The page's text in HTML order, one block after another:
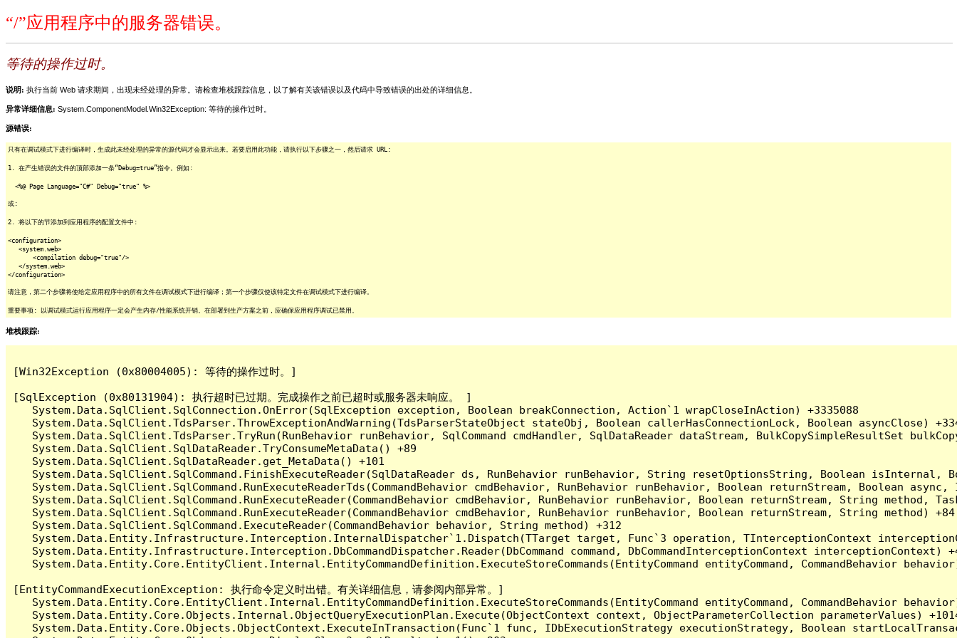
“/”应用程序中的服务器错误。
等待的操作过时。
说明: 执行当前 Web 请求期间，出现未经处理的异常。请检查堆栈跟踪信息，以了解有关该错误以及代码中导致错误的出处的详细信息。
异常详细信息: System.ComponentModel.Win32Exception: 等待的操作过时。
源错误:
只有在调试模式下进行编译时，生成此未经处理的异常的源代码才会显示出来。若要启用此功能，请执行以下步骤之一，然后请求 URL:
1. 在产生错误的文件的顶部添加一条“Debug=true”指令。例如:
<%@ Page Language="C#" Debug="true" %>
或:
2. 将以下的节添加到应用程序的配置文件中:
<configuration>
<system.web>
<compilation debug="true"/>
</system.web>
</configuration>
请注意，第二个步骤将使给定应用程序中的所有文件在调试模式下进行编译；第一个步骤仅使该特定文件在调试模式下进行编译。
重要事项: 以调试模式运行应用程序一定会产生内存/性能系统开销。在部署到生产方案之前，应确保应用程序调试已禁用。
堆栈跟踪:
[Win32Exception (0x80004005): 等待的操作过时。]
[SqlException (0x80131904): 执行超时已过期。完成操作之前已超时或服务器未响应。 ]
   System.Data.SqlClient.SqlConnection.OnError(SqlException exception, Boolean breakConnection, Action`1 wrapCloseInAction) +3335088
System.Data.SqlClient.TdsParser.ThrowExceptionAndWarning(TdsParserStateObject stateObj, Boolean callerHasConnectionLock, Boolean asyncClose)
System.Data.SqlClient.TdsParser.TryRun(RunBehavior runBehavior, SqlCommand cmdHandler, SqlDataReader dataStream, BulkCopySimpleResultSet
   System.Data.SqlClient.SqlDataReader.TryConsumeMetaData() +89
   System.Data.SqlClient.SqlDataReader.get_MetaData() +101
System.Data.SqlClient.SqlCommand.FinishExecuteReader(SqlDataReader ds, RunBehavior runBehavior, String resetOptionsString, Boolean
System.Data.SqlClient.SqlCommand.RunExecuteReaderTds(CommandBehavior cmdBehavior, RunBehavior runBehavior, Boolean returnStream, Boolean
System.Data.SqlClient.SqlCommand.RunExecuteReader(CommandBehavior cmdBehavior, RunBehavior runBehavior, Boolean returnStream, String method,
   System.Data.SqlClient.SqlCommand.RunExecuteReader(CommandBehavior cmdBehavior, RunBehavior runBehavior, Boolean returnStream, String method) +84
   System.Data.SqlClient.SqlCommand.ExecuteReader(CommandBehavior behavior, String method) +312
System.Data.Entity.Infrastructure.Interception.InternalDispatcher`1.Dispatch(TTarget target, Func`3 operation, TInterceptionContext
System.Data.Entity.Infrastructure.Interception.DbCommandDispatcher.Reader(DbCommand command, DbCommandInterceptionContext interceptionContext)
System.Data.Entity.Core.EntityClient.Internal.EntityCommandDefinition.ExecuteStoreCommands(EntityCommand entityCommand, CommandBehavior
[EntityCommandExecutionException: 执行命令定义时出错。有关详细信息，请参阅内部异常。]
System.Data.Entity.Core.EntityClient.Internal.EntityCommandDefinition.ExecuteStoreCommands(EntityCommand entityCommand, CommandBehavior
System.Data.Entity.Core.Objects.Internal.ObjectQueryExecutionPlan.Execute(ObjectContext context, ObjectParameterCollection parameterValues)
System.Data.Entity.Core.Objects.ObjectContext.ExecuteInTransaction(Func`1 func, IDbExecutionStrategy executionStrategy, Boolean